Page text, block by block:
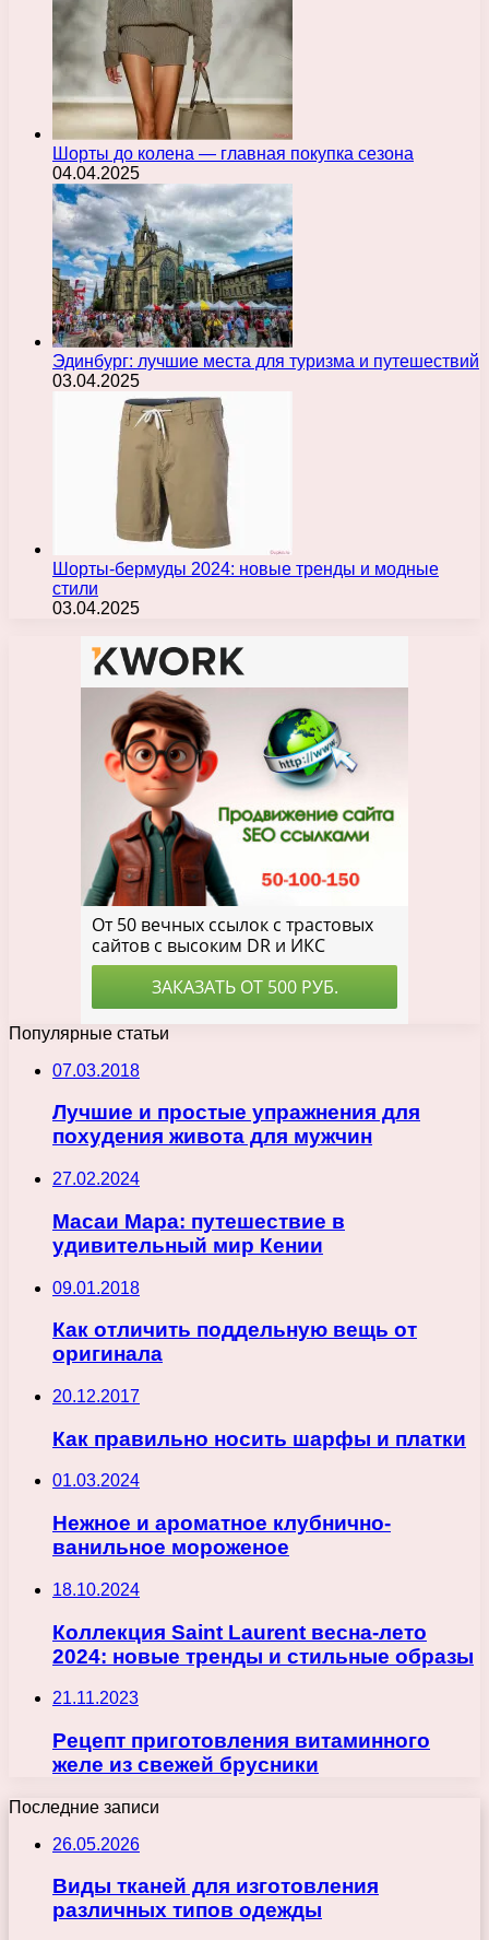
Шорты до колена — главная покупка сезона
04.04.2025
Эдинбург: лучшие места для туризма и путешествий
03.04.2025
Шорты-бермуды 2024: новые тренды и модные
стили
03.04.2025
Популярные статьи
07.03.2018
Лучшие и простые упражнения для
похудения живота для мужчин
27.02.2024
Масаи Мара: путешествие в
удивительный мир Кении
09.01.2018
Как отличить поддельную вещь от
оригинала
20.12.2017
Как правильно носить шарфы и платки
01.03.2024
Нежное и ароматное клубнично-
ванильное мороженое
18.10.2024
Коллекция Saint Laurent весна-лето
2024: новые тренды и стильные образы
21.11.2023
Рецепт приготовления витаминного
желе из свежей брусники
Последние записи
26.05.2026
Виды тканей для изготовления
различных типов одежды